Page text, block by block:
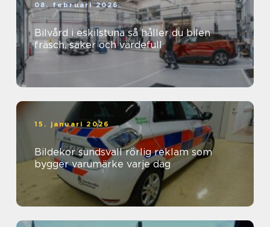
08. februari 2026
Bilvård i eskilstuna så håller du bilen
fräsch, säker och värdefull
15. januari 2026
Bildekor sundsvall rörlig reklam som
bygger varumärke varje dag